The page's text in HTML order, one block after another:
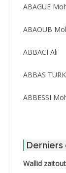
ABAGUE
ABAOUB
ABBACI Ali
ABBAS
ABBESSI
ABDAT Amar
Derniers
Wallid zaitout